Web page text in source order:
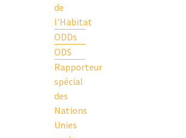
de
l'Habitat
ODDs
ODS
Rapporteur
spécial
des
Nations
Unies